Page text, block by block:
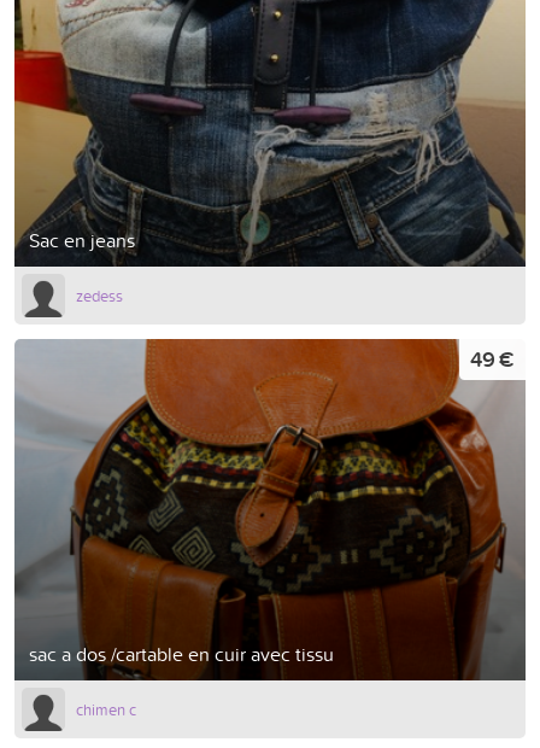
Sac en jeans
zedess
sac a dos /cartable en cuir avec tissu
49 €
chimen c